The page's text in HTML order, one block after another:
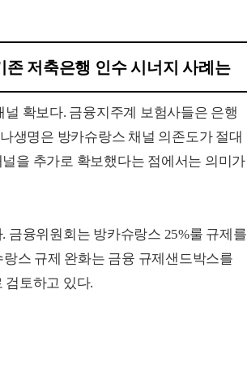
저축은행 인수 시너지 사례는
확보다. 금융지주계 보험사들은 은행
생명은 방카슈랑스 채널 의존도가 절대
을 추가로 확보했다는 점에서는 의미가
금융위원회는 방카슈랑스 25%룰 규제를
스 규제 완화는 금융 규제샌드박스를
검토하고 있다.